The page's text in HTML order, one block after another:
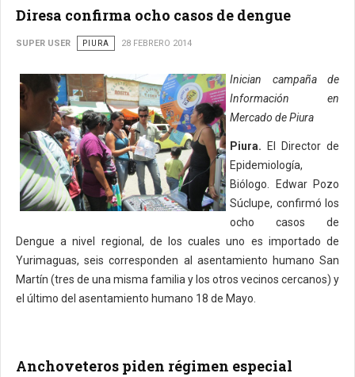
Diresa confirma ocho casos de dengue
SUPER USER PIURA 28 FEBRERO 2014
Inician campaña de
Información en
Mercado de Piura
Piura.
El Director de
Epidemiología,
Biólogo. Edwar Pozo
Súclupe, confirmó los
ocho casos de
Dengue a nivel regional, de los cuales uno es importado de
Yurimaguas, seis corresponden al asentamiento humano San
Martín (tres de una misma familia y los otros vecinos cercanos) y
el último del asentamiento humano 18 de Mayo.
Anchoveteros piden régimen especial